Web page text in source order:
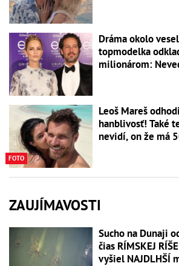
Dráma okolo
topmodelka
milionárom:
FOTO
Leoš Mareš
hanblivosť! Také
nevidí, on že má
ZAUJÍMAVOSTI
Sucho na Dunaji
čias RÍMSKEJ
vyšiel NAJDLHŠÍ